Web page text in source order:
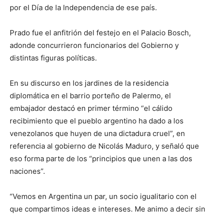
por el Día de la Independencia de ese país.
Prado fue el anfitrión del festejo en el Palacio Bosch,
adonde concurrieron funcionarios del Gobierno y
distintas figuras políticas.
En su discurso en los jardines de la residencia
diplomática en el barrio porteño de Palermo, el
embajador destacó en primer término “el cálido
recibimiento que el pueblo argentino ha dado a los
venezolanos que huyen de una dictadura cruel”, en
referencia al gobierno de Nicolás Maduro, y señaló que
eso forma parte de los “principios que unen a las dos
naciones”.
“Vemos en Argentina un par, un socio igualitario con el
que compartimos ideas e intereses. Me animo a decir sin